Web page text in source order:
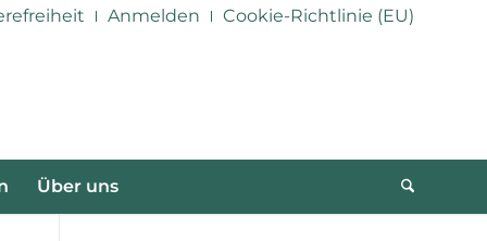
Anmelden Cookie-Richtlinie (EU)
Über uns